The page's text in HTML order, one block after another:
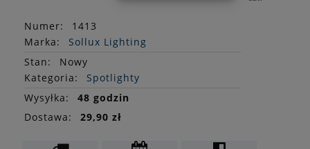
Numer:
1413
Marka:
Sollux Lighting
Stan:
Nowy
Kategoria:
Spotlighty
Wysyłka:
48 godzin
Dostawa:
29,90 zł